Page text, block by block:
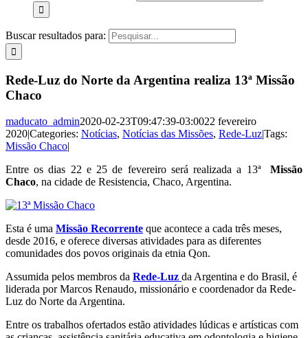
Buscar resultados para:
Rede-Luz do Norte da Argentina realiza 13ª Missão
Chaco
maducato_admin2020-02-23T09:47:39-03:0022 fevereiro
2020|Categories: Notícias, Notícias das Missões, Rede-Luz|Tags:
Missão Chaco|
Entre os dias 22 e 25 de fevereiro será realizada a 13ª Missão
Chaco, na cidade de Resistencia, Chaco, Argentina.
Esta é uma Missão Recorrente que acontece a cada três meses,
desde 2016, e oferece diversas atividades para as diferentes
comunidades dos povos originais da etnia Qon.
Assumida pelos membros da Rede-Luz da Argentina e do Brasil, é
liderada por Marcos Renaudo, missionário e coordenador da Rede-
Luz do Norte da Argentina.
Entre os trabalhos ofertados estão atividades lúdicas e artísticas com